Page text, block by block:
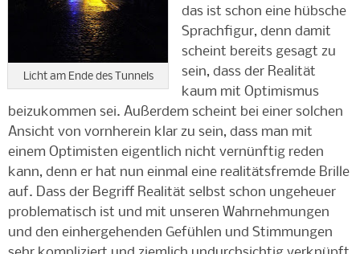
Licht am Ende des Tunnels
das ist schon eine hübsche
Sprachfigur, denn damit
scheint bereits gesagt zu
sein, dass der Realität
kaum mit Optimismus
beizukommen sei. Außerdem scheint bei einer solchen
Ansicht von vornherein klar zu sein, dass man mit
einem Optimisten eigentlich nicht vernünftig reden
kann, denn er hat nun einmal eine realitätsfremde Brille
auf. Dass der Begriff Realität selbst schon ungeheuer
problematisch ist und mit unseren Wahrnehmungen
und den einhergehenden Gefühlen und Stimmungen